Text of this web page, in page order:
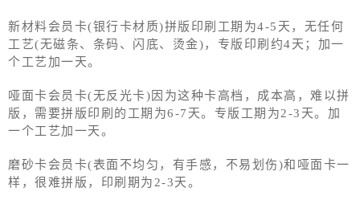
新材料会员卡(银行卡材质)拼版印刷工期为4-5天，无任何
工艺(无磁条、条码、闪底、烫金)，专版印刷约4天；加一
个工艺加一天。
哑面卡会员卡(无反光卡)因为这种卡高档，成本高，难以拼
版，需要拼版印刷的工期为6-7天。专版工期为2-3天。加
一个工艺加一天。
磨砂卡会员卡(表面不均匀，有手感，不易划伤)和哑面卡一
样，很难拼版，印刷期为2-3天。